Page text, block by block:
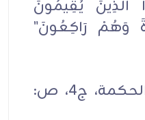
الَّذِينَ يُقِيمُونَ
وَهُمْ رَاكِعُونَ"
1- الريشهري، ميزان الحكمة، ج4، ص: